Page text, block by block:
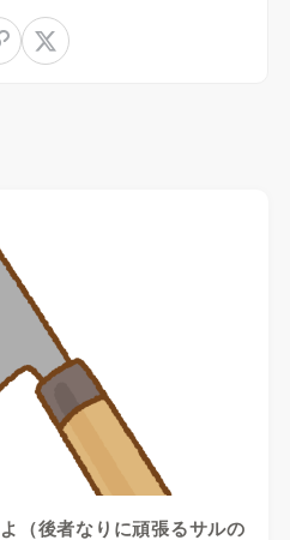
（後者なりに頑張るサルの